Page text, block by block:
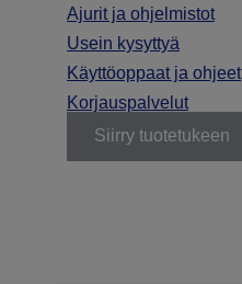
Ajurit ja ohjelmistot
Usein kysyttyä
Käyttöoppaat ja ohjeet
Korjauspalvelut
Siirry tuotetukeen